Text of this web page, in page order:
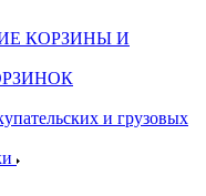
КОРЗИНЫ И
и грузовых